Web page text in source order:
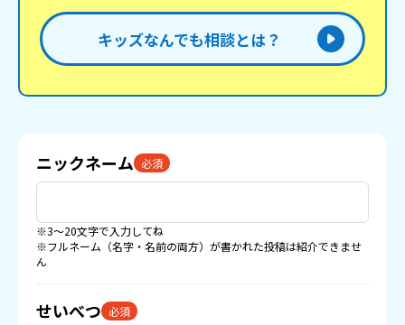
キッズなんでも相談とは？
ニックネーム 必須
※3〜20文字で入力してね
※フルネーム（名字・名前の両方）が書かれた投稿は紹介できませ
ん
せいべつ 必須